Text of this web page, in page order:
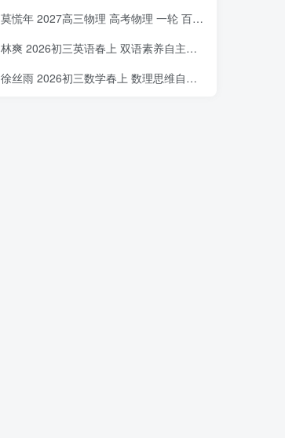
莫慌年 2027高三物理 高考物理 一轮 百度网盘下载
林爽 2026初三英语春上 双语素养自主学习·TY·A+（一期）百度网盘下载
徐丝雨 2026初三数学春上 数理思维自主学习·TY·A+（二期）百度网盘下载